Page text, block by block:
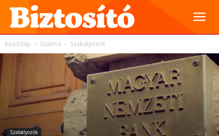
Kezdőlap Szakma Szabályozók
Szabályozók